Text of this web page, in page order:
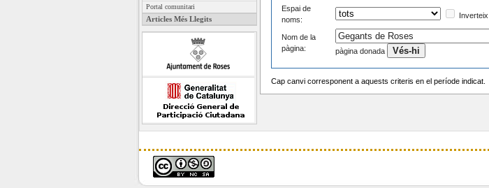
Portal comunitari
Articles Més Llegits
Espai de
noms:
Nom de la
pàgina:
pàgina donada
Cap canvi corresponent a aquests criteris en el període indicat.